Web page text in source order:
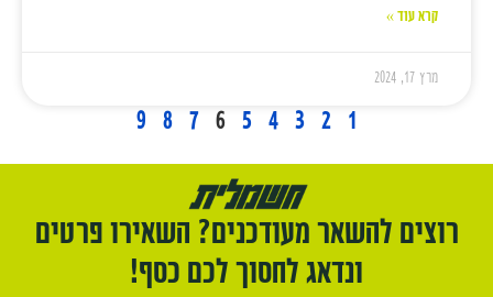
קרא עוד »
מרץ 17, 2024
1
2
3
4
5
6
7
8
9
רוצים להשאר מעודכנים? השאירו פרטים
ונדאג לחסוך לכם כסף!